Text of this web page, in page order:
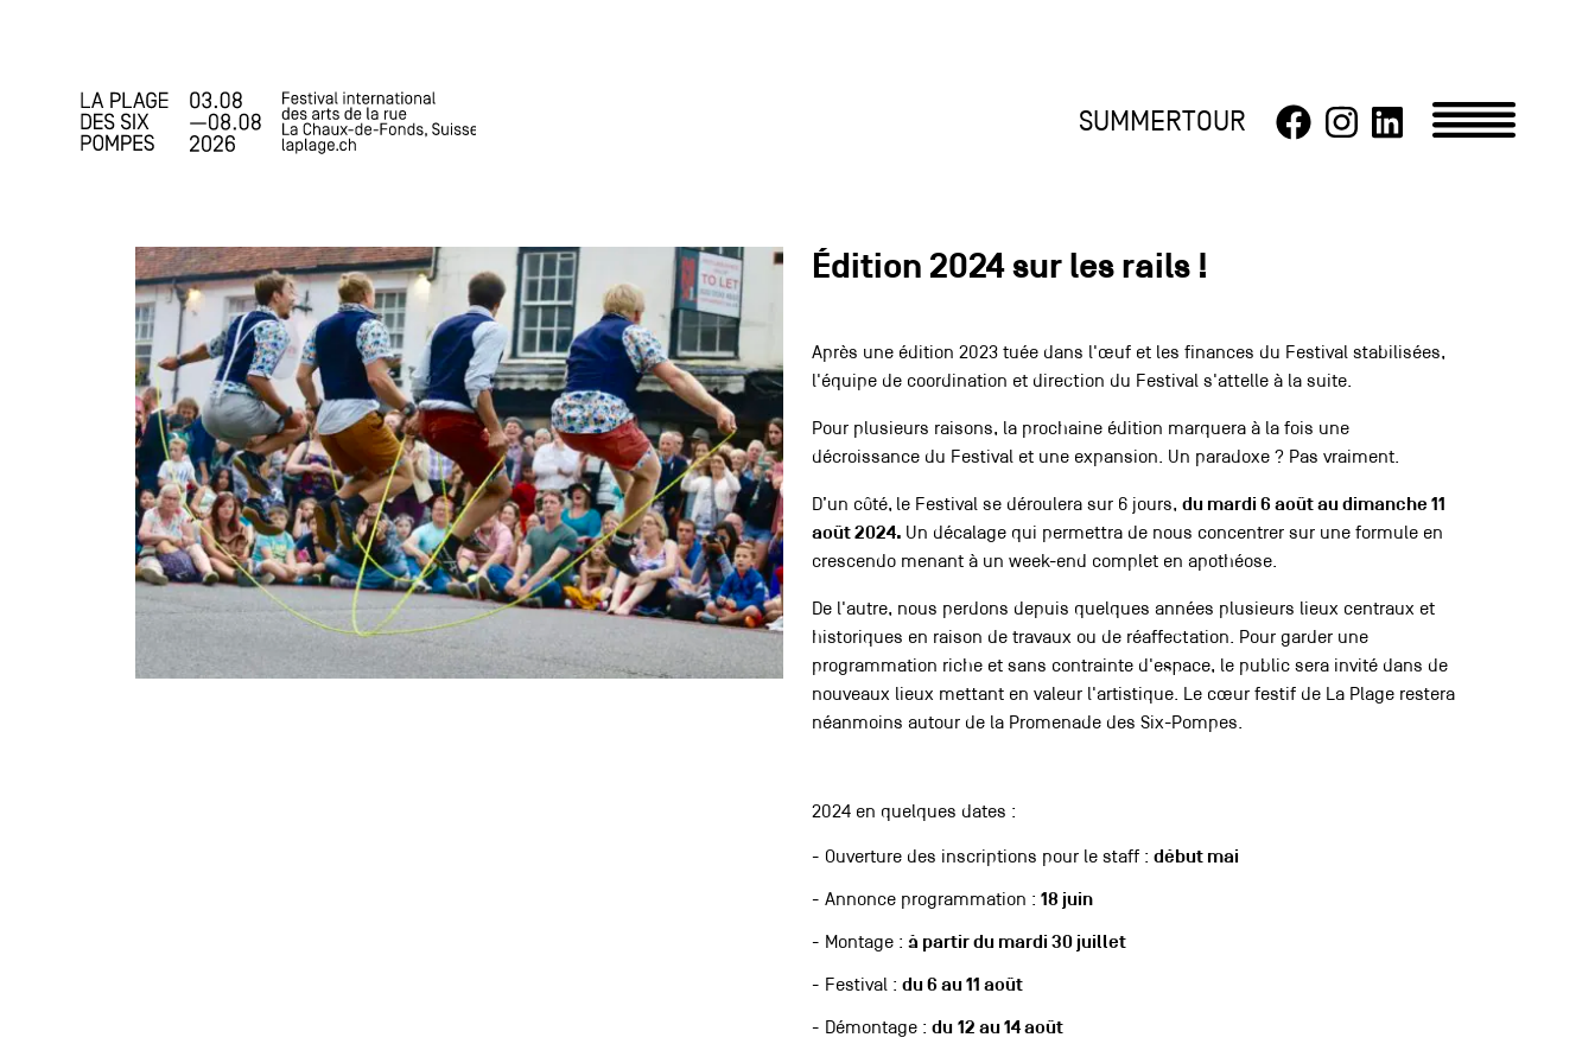
Accueil
Infos pratiques
Actualités
Le Festival
Espace staff
Photos
Partenaires
SUMMERTOUR
Édition 2024 sur les rails !
Après une édition 2023 tuée dans l'œuf et les finances du Festival stabilisées,
l'équipe de coordination et direction du Festival s'attelle à la suite.
Pour plusieurs raisons, la prochaine édition marquera à la fois une
décroissance du Festival et une expansion. Un paradoxe ? Pas vraiment.
D’un côté, le Festival se déroulera sur 6 jours, du mardi 6 août au dimanche 11
août 2024. Un décalage qui permettra de nous concentrer sur une formule en
crescendo menant à un week-end complet en apothéose.
De l'autre, nous perdons depuis quelques années plusieurs lieux centraux et
historiques en raison de travaux ou de réaffectation. Pour garder une
programmation riche et sans contrainte d'espace, le public sera invité dans de
nouveaux lieux mettant en valeur l'artistique. Le cœur festif de La Plage restera
néanmoins autour de la Promenade des Six-Pompes.
2024 en quelques dates :
Ouverture des inscriptions pour le staff : début mai
Annonce programmation : 18 juin
Montage : à partir du mardi 30 juillet
Festival : du 6 au 11 août
Démontage : du 12 au 14 août